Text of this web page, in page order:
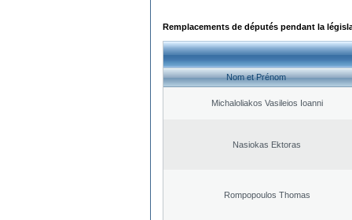
Remplacements de députés pendant la
Nom et Prénom
Michaloliakos Vasileios Ioanni
Nasiokas Ektoras
Rompopoulos Thomas